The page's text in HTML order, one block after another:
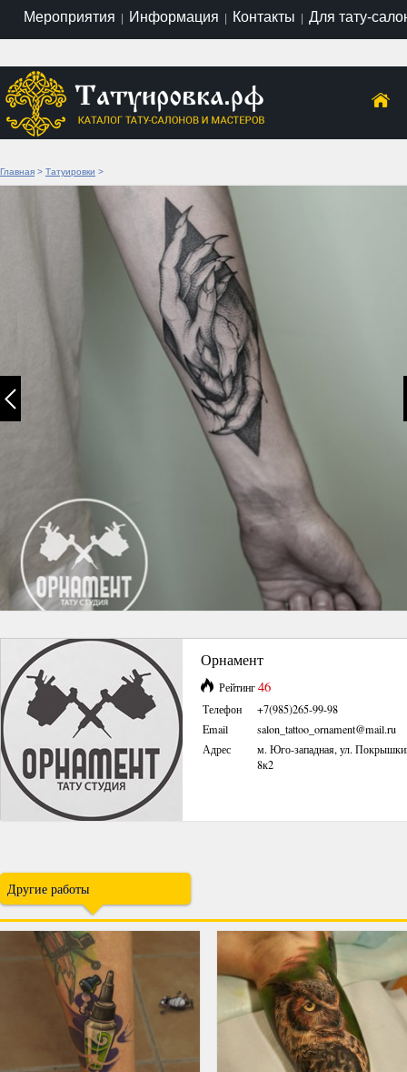
Мероприятия | Информация | Контакты | Для тату-
Главная > Татуировки >
Орнамент
Рейтинг46
Телефон
+7(985)265-99-98
Email
salon_tattoo_ornament@mail.ru
Адрес
м. Юго-западная, ул.
8к2
Другие работы